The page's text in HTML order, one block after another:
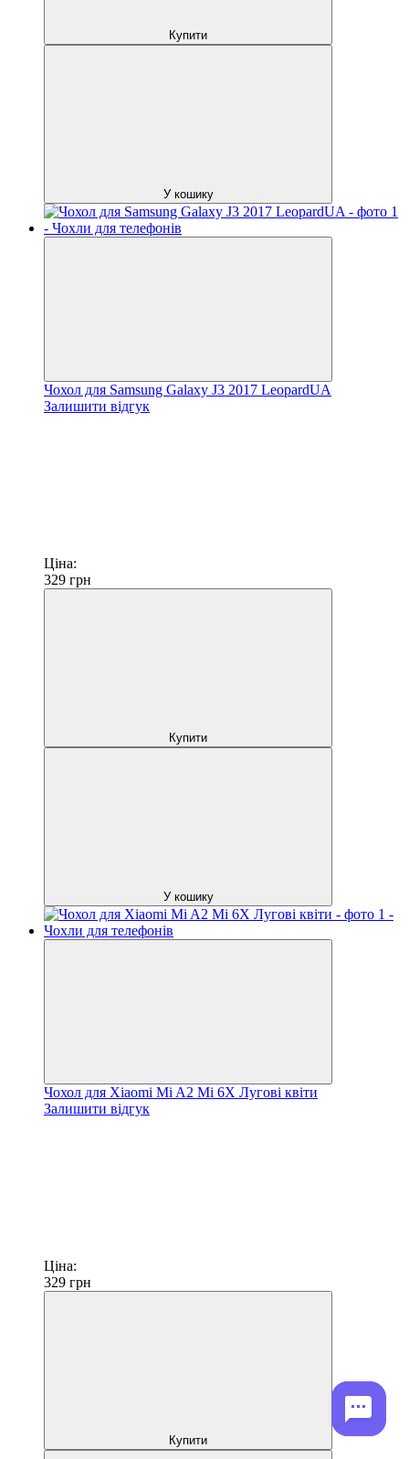
Купити
У кошику
Чохол для Samsung Galaxy J3 2017 LeopardUA
Залишити відгук
Ціна:
329 грн
Купити
У кошику
Чохол для Xiaomi Mi A2 Mi 6X Лугові квіти
Залишити відгук
Ціна:
329 грн
Купити